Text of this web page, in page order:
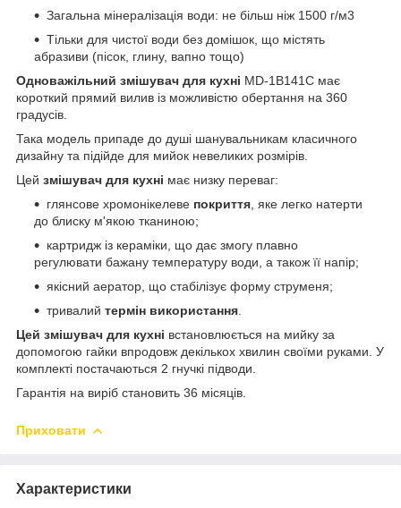
Загальна мінералізація води: не більш ніж 1500 г/м3
Тільки для чистої води без домішок, що містять
абразиви (пісок, глину, вапно тощо)
Одноважільний змішувач для кухні MD-1B141C має
короткий прямий вилив із можливістю обертання на 360
градусів.
Така модель припаде до душі шанувальникам класичного
дизайну та підійде для мийок невеликих розмірів.
Цей змішувач для кухні має низку переваг:
глянсове хромонікелеве покриття , яке легко натерти
до блиску м'якою тканиною;
картридж із кераміки, що дає змогу плавно
регулювати бажану температуру води, а також її напір;
якісний аератор, що стабілізує форму струменя;
тривалий термін використання
Цей змішувач для кухні встановлюється на мийку за
допомогою гайки впродовж декількох хвилин своїми руками. У
комплекті постачаються 2 гнучкі підводи.
Гарантія на виріб становить 36 місяців.
Приховати
Характеристики